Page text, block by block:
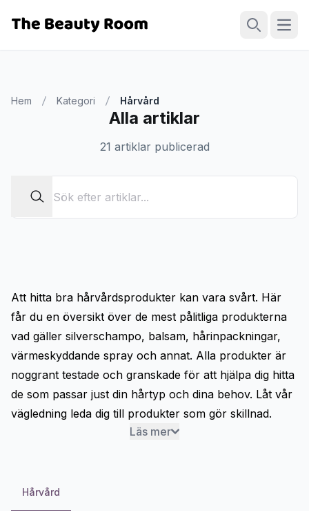
Hem Kategori Hårvård
Alla artiklar
21 artiklar publicerad
Att hitta bra hårvårdsprodukter kan vara svårt. Här
får du en översikt över de mest pålitliga produkterna
vad gäller silverschampo, balsam, hårinpackningar,
värmeskyddande spray och annat. Alla produkter är
noggrant testade och granskade för att hjälpa dig hitta
de som passar just din hårtyp och dina behov. Låt vår
vägledning leda dig till produkter som gör skillnad.
Läs mer
Hårvård